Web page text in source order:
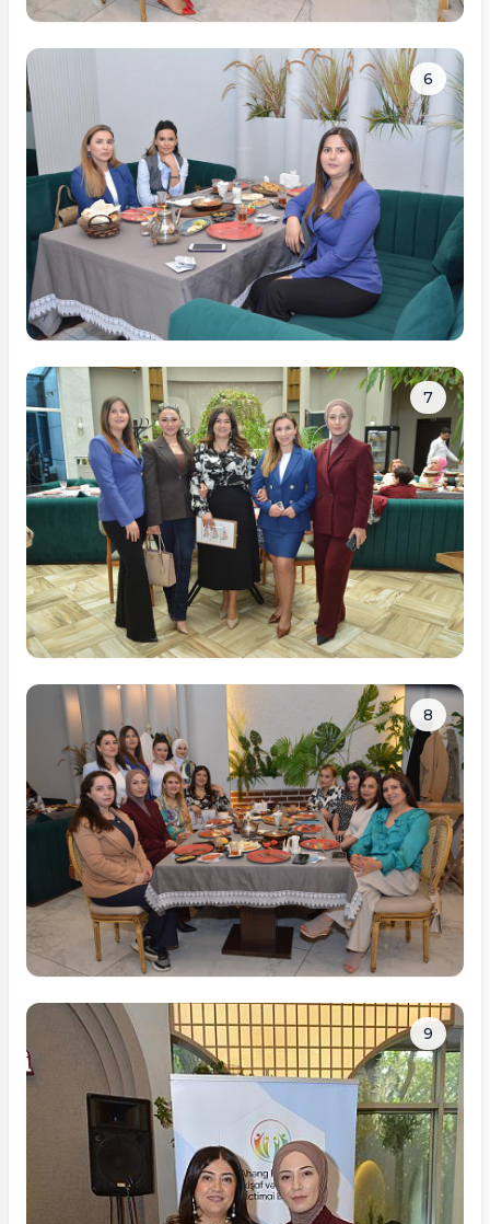
6
Tam ölçüdə bax
7
Tam ölçüdə bax
8
Tam ölçüdə bax
9